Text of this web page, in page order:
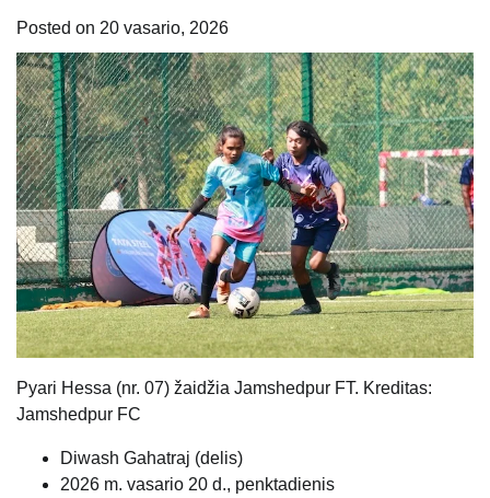
Posted on 20 vasario, 2026
Pyari Hessa (nr. 07) žaidžia Jamshedpur FT. Kreditas:
Jamshedpur FC
Diwash Gahatraj (delis)
2026 m. vasario 20 d., penktadienis